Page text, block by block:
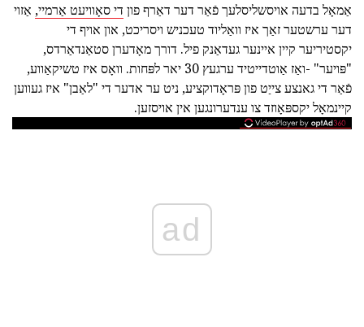
אַמאָל בדעה אויסשליסלעך פֿאַר דער דאַרף פון די סאָוויעט אַרמיי, אַזוי
דער ערשטער זאַך איז וואַליוד טעכניש ויסריכט, און אויף די
יקסטיריער קיין איינער געדאַנק פיל. דורך מאָדערן סטאַנדאַרדס,
"פּויער" -ואַז אַוטדייטיד ערגעץ 30 יאר לפּחות. וואָס איז טשיקאַווע,
פֿאַר די גאנצע צייַט פון פּראָדוקציע, ניט ער אדער די "לאַבן" איז געווען
קיינמאָל יקספּאָוזד צו ענדערונגען אין אויסזען.
ad